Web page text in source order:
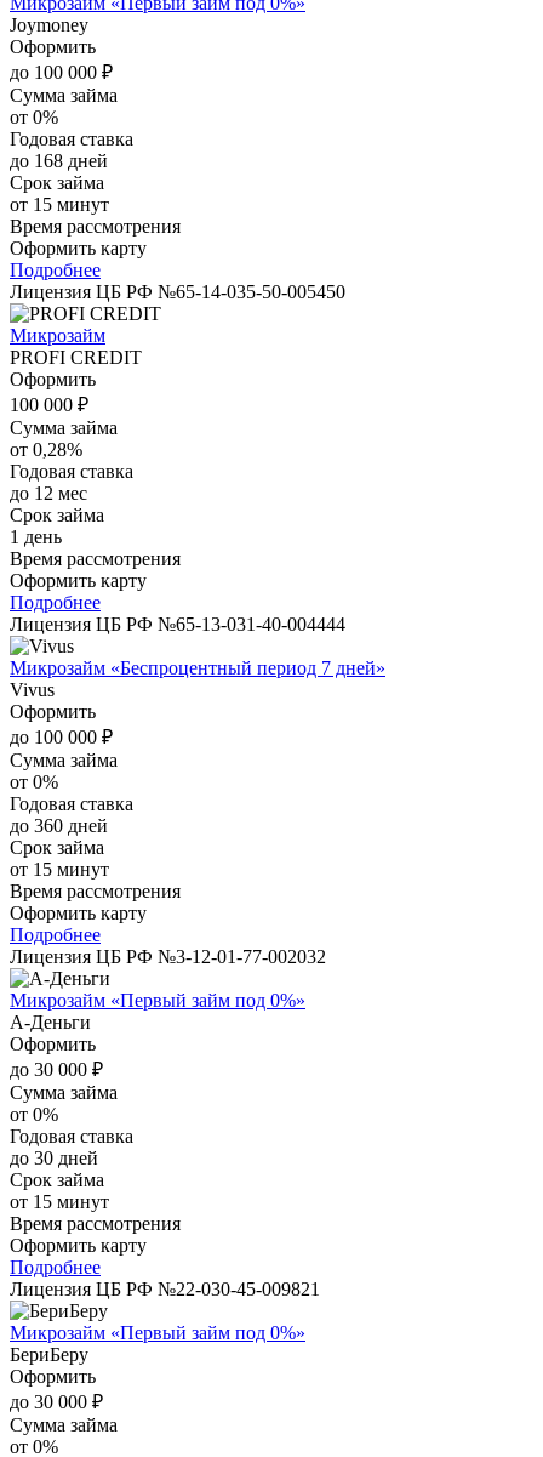
Joymoney
Оформить
до 100 000 ₽
Сумма займа
от 0%
Годовая ставка
до 168 дней
Срок займа
от 15 минут
Время рассмотрения
Оформить карту
Подробнее
Лицензия ЦБ РФ №65-14-035-50-005450
Микрозайм
PROFI CREDIT
Оформить
100 000 ₽
Сумма займа
от 0,28%
Годовая ставка
до 12 мес
Срок займа
1 день
Время рассмотрения
Оформить карту
Подробнее
Лицензия ЦБ РФ №65-13-031-40-004444
Микрозайм «Беспроцентный период 7 дней»
Vivus
Оформить
до 100 000 ₽
Сумма займа
от 0%
Годовая ставка
до 360 дней
Срок займа
от 15 минут
Время рассмотрения
Оформить карту
Подробнее
Лицензия ЦБ РФ №3-12-01-77-002032
Микрозайм «Первый займ под 0%»
А-Деньги
Оформить
до 30 000 ₽
Сумма займа
от 0%
Годовая ставка
до 30 дней
Срок займа
от 15 минут
Время рассмотрения
Оформить карту
Подробнее
Лицензия ЦБ РФ №22-030-45-009821
Микрозайм «Первый займ под 0%»
БериБеру
Оформить
до 30 000 ₽
Сумма займа
от 0%